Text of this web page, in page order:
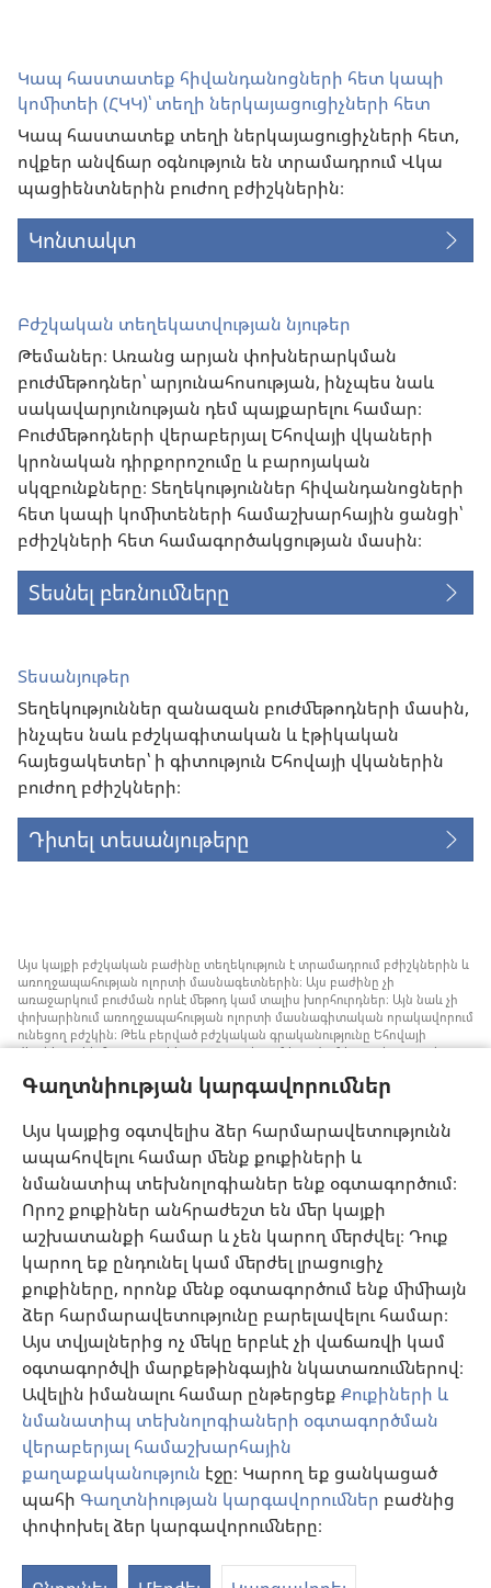
Գաղտնիության կարգավորումներ
Այս կայքից օգտվելիս ձեր հարմարավետությունն
ապահովելու համար մենք քուքիների և
նմանատիպ տեխնոլոգիաներ ենք օգտագործում։
Որոշ քուքիներ անհրաժեշտ են մեր կայքի
աշխատանքի համար և չեն կարող մերժվել։ Դուք
կարող եք ընդունել կամ մերժել լրացուցիչ
քուքիները, որոնք մենք օգտագործում ենք միմիայն
ձեր հարմարավետությունը բարելավելու համար։
Այս տվյալներից ոչ մեկը երբևէ չի վաճառվի կամ
օգտագործվի մարքեթինգային նկատառումներով։
Ավելին իմանալու համար ընթերցեք Քուքիների և
նմանատիպ տեխնոլոգիաների օգտագործման
վերաբերյալ համաշխարհային
քաղաքականություն էջը։ Կարող եք ցանկացած
պահի Գաղտնիության կարգավորումներ բաժնից
փոփոխել ձեր կարգավորումները։
Կապ հաստատեք հիվանդանոցների հետ կապի
կոմիտեի (ՀԿԿ)՝ տեղի ներկայացուցիչների հետ
Կապ հաստատեք տեղի ներկայացուցիչների հետ,
ովքեր անվճար օգնություն են տրամադրում Վկա
պացիենտներին բուժող բժիշկներին։
Կոնտակտ
Բժշկական տեղեկատվության նյութեր
Թեմաներ։ Առանց արյան փոխներարկման
բուժմեթոդներ՝ արյունահոսության, ինչպես նաև
սակավարյունության դեմ պայքարելու համար։
Բուժմեթոդների վերաբերյալ Եհովայի վկաների
կրոնական դիրքորոշումը և բարոյական
սկզբունքները։ Տեղեկություններ հիվանդանոցների
հետ կապի կոմիտեների համաշխարհային ցանցի՝
բժիշկների հետ համագործակցության մասին։
Տեսնել բեռնումները
Տեսանյութեր
Տեղեկություններ զանազան բուժմեթոդների մասին,
ինչպես նաև բժշկագիտական և էթիկական
հայեցակետեր՝ ի գիտություն Եհովայի վկաներին
բուժող բժիշկների։
Դիտել տեսանյութերը
Այս կայքի բժշկական բաժինը տեղեկություն է տրամադրում բժիշկներին և
առողջապահության ոլորտի մասնագետներին։ Այս բաժինը չի
առաջարկում բուժման որևէ մեթոդ կամ տալիս խորհուրդներ։ Այն նաև չի
փոխարինում առողջապահության ոլորտի մասնագիտական որակավորում
ունեցող բժշկին։ Թեև բերված բժշկական գրականությունը Եհովայի
վկաները չեն հրատարակել, բայց դրանցում խոսվում է առանց արյան
Յուրաքանչյուր մասնագետի պատասխանատվություն է իրազեկ լինել
քննարկել բուժման մեթոդները և օգնել նրանց որոշում կայացնելու՝ հաշվի
առնելով հիվանդի առողջական վիճակը, ցանկությունը, արժեքներն ու
հավատալիքները։ Թվարկված ոչ բոլոր ստրատեգիաներն են ընդունելի և
հասանելի բոլոր պացիենտների համար։
Պացիենտներ: Ձեր առողջական վիճակի կամ բուժման վերաբերյալ
խորհուրդներ հարցրեք ձեզ բուժող բժշկից կամ համապատասխան
որակավորում ունեցող այլ մասնագետից։ Դիմեք բժշկի, եթե կասկածում
եք, որ որևէ հիվանդություն ունեք։
Օգտվելու կարգը սահմանված է կայքից օգտվելու պայմաններով։
Արտաքին տեսքի կարգավորումներ
Copyright © 2026 Watch Tower Bible and Tract Society of Pennsylvania.
ՕԳՏԱԳՈՐԾՄԱՆ ՊԱՅՄԱՆՆԵՐ |
ՔԱՂԱՔԱԿԱՆՈՒԹՅՈՒՆ|ԳԱՂՏՆԻՈՒԹՅԱՆ ԿԱՐԳԱՎՈՐՈՒՄՆԵՐ